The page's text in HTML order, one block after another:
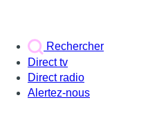
Rechercher
Direct tv
Direct radio
Alertez-nous